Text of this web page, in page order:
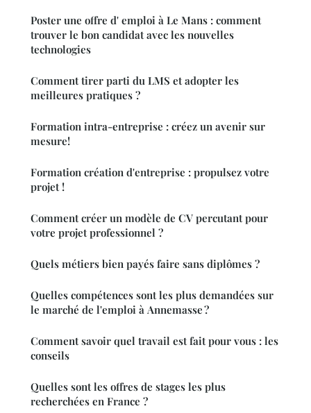
Poster une offre d' emploi à Le Mans : comment
trouver le bon candidat avec les nouvelles
technologies
Comment tirer parti du LMS et adopter les
meilleures pratiques ?
Formation intra-entreprise : créez un avenir sur
mesure!
Formation création d'entreprise : propulsez votre
projet !
Comment créer un modèle de CV percutant pour
votre projet professionnel ?
Quels métiers bien payés faire sans diplômes ?
Quelles compétences sont les plus demandées sur
le marché de l'emploi à Annemasse ?
Comment savoir quel travail est fait pour vous : les
conseils
Quelles sont les offres de stages les plus
recherchées en France ?